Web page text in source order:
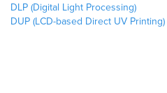
DLP (Digital Light Processing)
DUP (LCD-based Direct UV Printing)